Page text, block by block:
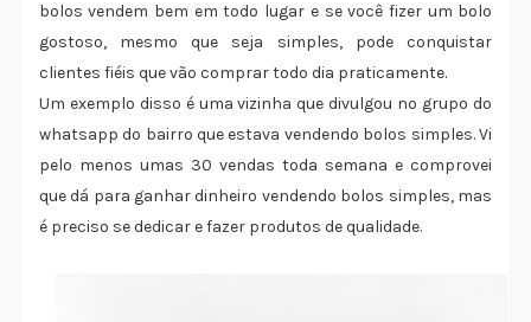
bolos vendem bem em todo lugar e se você fizer um bolo
gostoso, mesmo que seja simples, pode conquistar
clientes fiéis que vão comprar todo dia praticamente.
Um exemplo disso é uma vizinha que divulgou no grupo do
whatsapp do bairro que estava vendendo bolos simples. Vi
pelo menos umas 30 vendas toda semana e comprovei
que dá para ganhar dinheiro vendendo bolos simples, mas
é preciso se dedicar e fazer produtos de qualidade.